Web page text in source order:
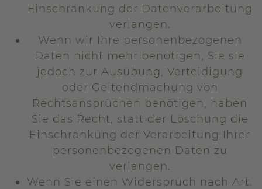
Einschränkung der Datenverarbeitung
verlangen.
Wenn wir Ihre personenbezogenen
Daten nicht mehr benötigen, Sie sie
jedoch zur Ausübung, Verteidigung
oder Geltendmachung von
Rechtsansprüchen benötigen, haben
Sie das Recht, statt der Löschung die
Einschränkung der Verarbeitung Ihrer
personenbezogenen Daten zu
verlangen.
Wenn Sie einen Widerspruch nach Art.